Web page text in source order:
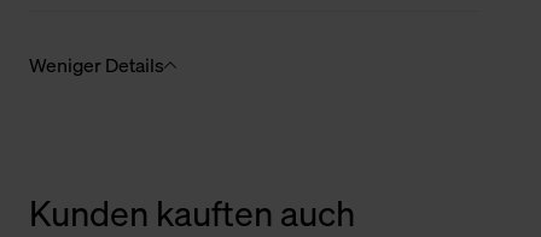
Weniger Details
Kunden kauften auch